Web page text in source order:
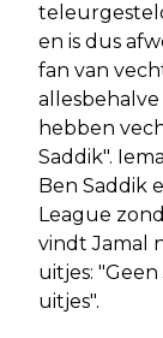
en is dus
fan van
hebben
Saddik".
Ben Saddik
League
vindt Jamal
uitjes:
uitjes".